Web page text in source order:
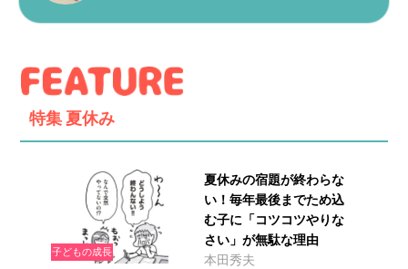
特集 夏休み
子どもの成長
夏休みの宿題が終わらな
い！毎年最後までため込
む子に「コツコツやりな
さい」が無駄な理由
本田秀夫